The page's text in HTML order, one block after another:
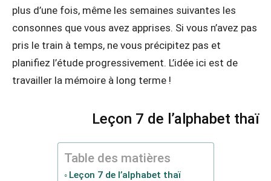
plus d’une fois, même les semaines suivantes les
consonnes que vous avez apprises. Si vous n’avez pas
pris le train à temps, ne vous précipitez pas et
planifiez l’étude progressivement. L’idée ici est de
travailler la mémoire à long terme !
Leçon 7 de l’alphabet thaï
Table des matières
Leçon 7 de l’alphabet thaï